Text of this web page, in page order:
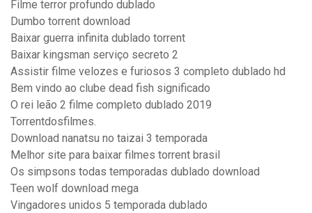
Filme terror profundo dublado
Dumbo torrent download
Baixar guerra infinita dublado torrent
Baixar kingsman serviço secreto 2
Assistir filme velozes e furiosos 3 completo dublado hd
Bem vindo ao clube dead fish significado
O rei leão 2 filme completo dublado 2019
Torrentdosfilmes.
Download nanatsu no taizai 3 temporada
Melhor site para baixar filmes torrent brasil
Os simpsons todas temporadas dublado download
Teen wolf download mega
Vingadores unidos 5 temporada dublado